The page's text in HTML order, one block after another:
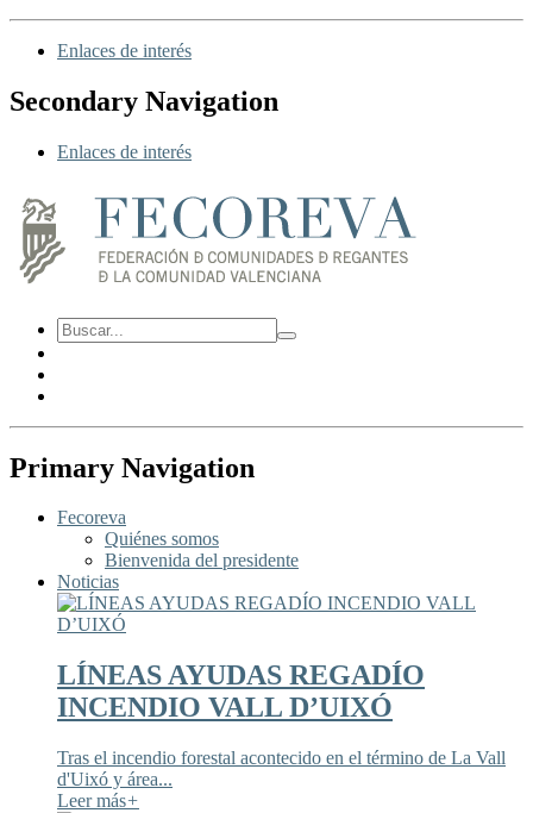
Enlaces de interés
Secondary Navigation
Enlaces de interés
Primary Navigation
Fecoreva
Quiénes somos
Bienvenida del presidente
Noticias
LÍNEAS AYUDAS REGADÍO
INCENDIO VALL D’UIXÓ
Tras el incendio forestal acontecido en el término de La Vall
d'Uixó y área...
Leer más+